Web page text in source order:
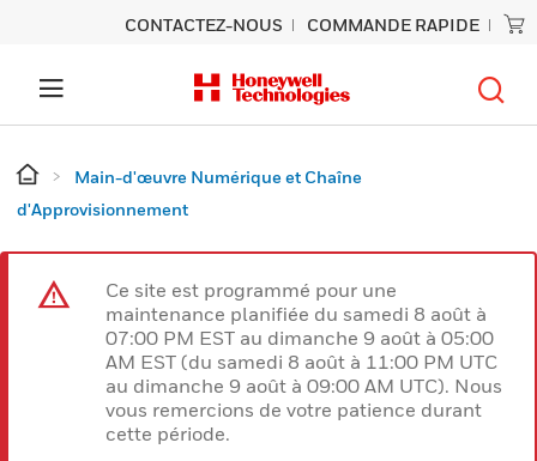
CONTACTEZ-NOUS COMMANDE RAPIDE
Main-d'œuvre Numérique et Chaîne
d'Approvisionnement
Ce site est programmé pour une
maintenance planifiée du samedi 8 août à
07:00 PM EST au dimanche 9 août à 05:00
AM EST (du samedi 8 août à 11:00 PM UTC
au dimanche 9 août à 09:00 AM UTC). Nous
vous remercions de votre patience durant
cette période.